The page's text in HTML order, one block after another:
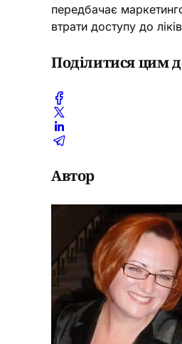
передбачає
втрати доступу до
Поділитися цим
Автор